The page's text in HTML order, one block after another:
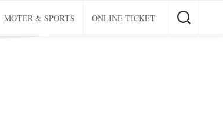
MOTER & SPORTS ONLINE TICKET